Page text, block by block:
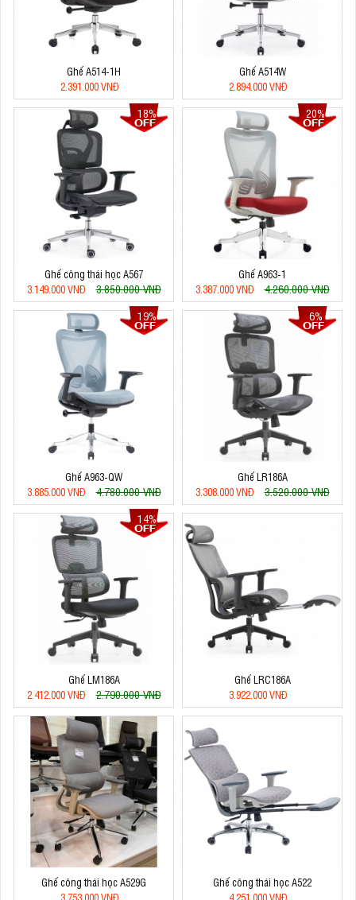
Ghế A514-1H
2.391.000 VNĐ
Ghế A514W
2.894.000 VNĐ
18%
Ghế công thái học A567
3.149.000 VNĐ
3.850.000 VNĐ
20%
Ghế A963-1
3.387.000 VNĐ
4.260.000 VNĐ
19%
Ghế A963-QW
3.885.000 VNĐ
4.780.000 VNĐ
6%
Ghế LR186A
3.308.000 VNĐ
3.520.000 VNĐ
14%
Ghế LM186A
2.412.000 VNĐ
2.790.000 VNĐ
Ghế LRC186A
3.922.000 VNĐ
Ghế công thái học A529G
3.753.000 VNĐ
Ghế công thái học A522
4.251.000 VNĐ